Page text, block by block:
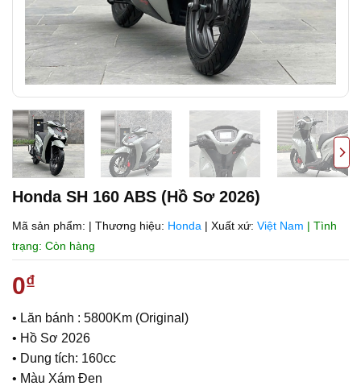
Honda SH 160 ABS (Hồ Sơ 2026)
Mã sản phẩm: | Thương hiệu: Honda | Xuất xứ: Việt Nam | Tình
trạng: Còn hàng
0₫
• Lăn bánh : 5800Km (Original)
• Hồ Sơ 2026
• Dung tích: 160cc
• Màu Xám Đen